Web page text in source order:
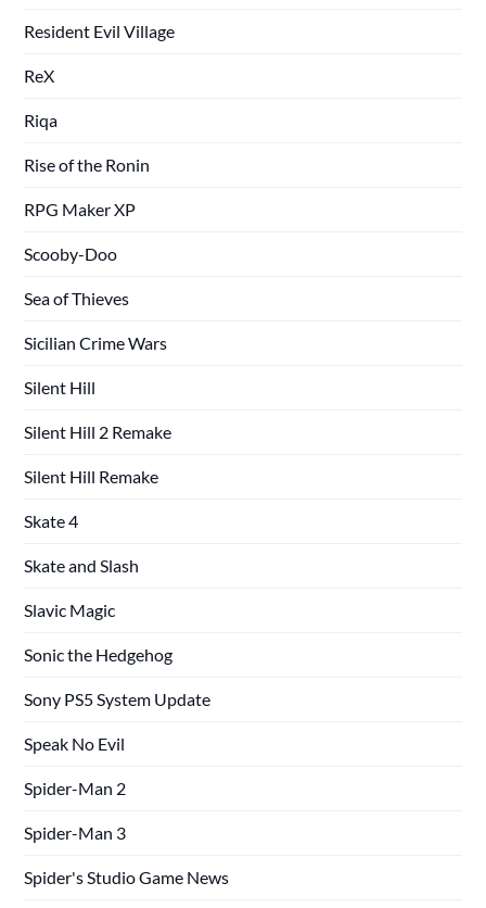
Resident Evil Village
ReX
Riqa
Rise of the Ronin
RPG Maker XP
Scooby-Doo
Sea of Thieves
Sicilian Crime Wars
Silent Hill
Silent Hill 2 Remake
Silent Hill Remake
Skate 4
Skate and Slash
Slavic Magic
Sonic the Hedgehog
Sony PS5 System Update
Speak No Evil
Spider-Man 2
Spider-Man 3
Spider's Studio Game News